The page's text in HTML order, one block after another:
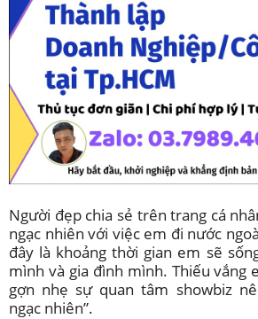
Người đẹp chia sẻ trên trang cá
ngạc nhiên với việc em đi nước
đây là khoảng thời gian em sẽ
mình và gia đình mình. Thiếu vắng
gợn nhẹ sự quan tâm showbiz
ngạc nhiên”.